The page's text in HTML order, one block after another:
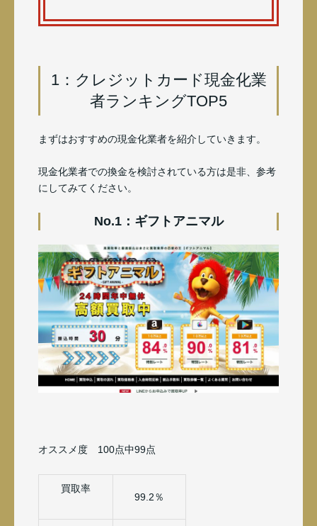
1：クレジットカード現金化業
者ランキングTOP5
まずはおすすめの現金化業者を紹介していきます。
現金化業者での換金を検討されている方は是非、参考
にしてみてください。
No.1：ギフトアニマル
オススメ度 100点中99点
買取率
99.2％